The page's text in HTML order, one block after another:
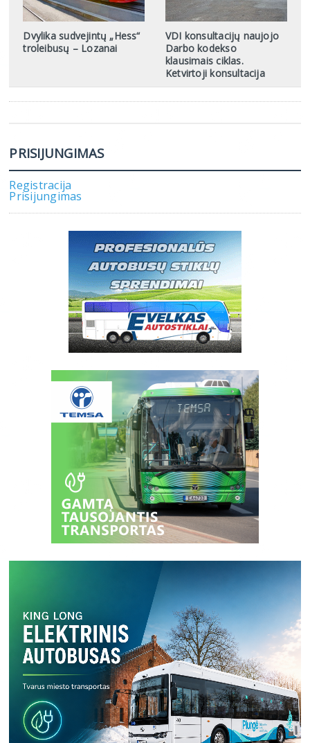
Dvylika sudvejintų „Hess“
troleibusų – Lozanai
VDI konsultacijų naujojo
Darbo kodekso
klausimais ciklas.
Ketvirtoji konsultacija
PRISIJUNGIMAS
Registracija
Prisijungimas